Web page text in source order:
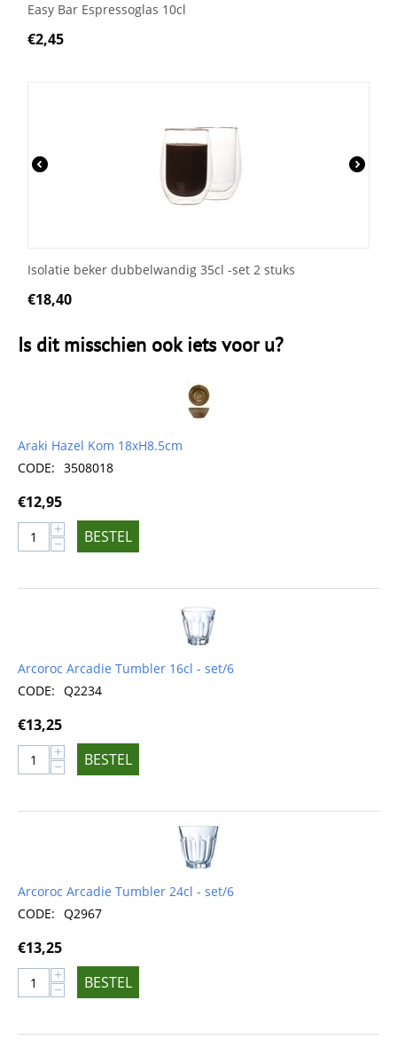
Easy Bar Espressoglas 10cl
€2,45
Isolatie beker dubbelwandig 35cl -set 2 stuks
€18,40
Is dit misschien ook iets voor u?
Araki Hazel Kom 18xH8.5cm
CODE: 3508018
€12,95
+
− BESTEL
Arcoroc Arcadie Tumbler 16cl - set/6
CODE: Q2234
€13,25
+
− BESTEL
Arcoroc Arcadie Tumbler 24cl - set/6
CODE: Q2967
€13,25
+
− BESTEL